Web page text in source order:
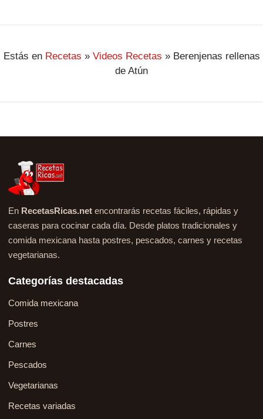
Estás en Recetas » Videos Recetas » Berenjenas rellenas
de Atún
En RecetasRicas.net encontrarás recetas fáciles, rápidas y
caseras para cocinar cada día. Desde platos tradicionales y
comida mexicana hasta postres, pescados, carnes y recetas
vegetarianas.
Categorías destacadas
Comida mexicana
Postres
Carnes
Pescados
Vegetarianas
Recetas variadas